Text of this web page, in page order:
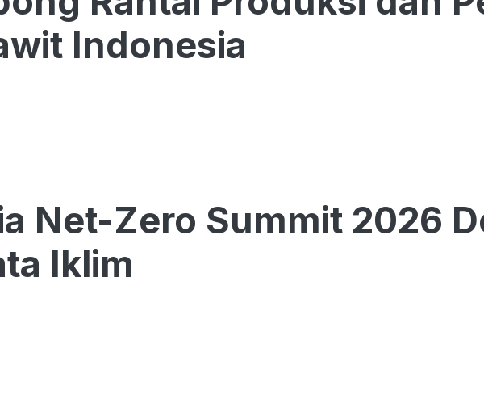
Indonesia
Net-Zero Summit 2026
Iklim